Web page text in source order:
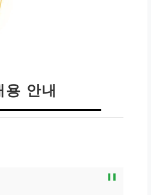
안내